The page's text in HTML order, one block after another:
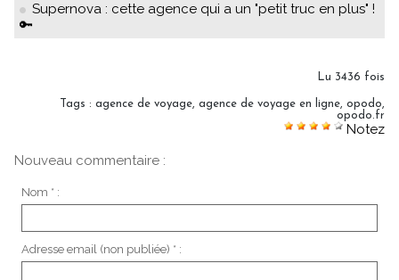
Supernova : cette agence qui a un "petit truc en plus" !
🔑
Lu 3436 fois
Tags : agence de voyage, agence de voyage en ligne, opodo,
opodo.fr
Notez
Nouveau commentaire :
Nom * :
Adresse email (non publiée) * :